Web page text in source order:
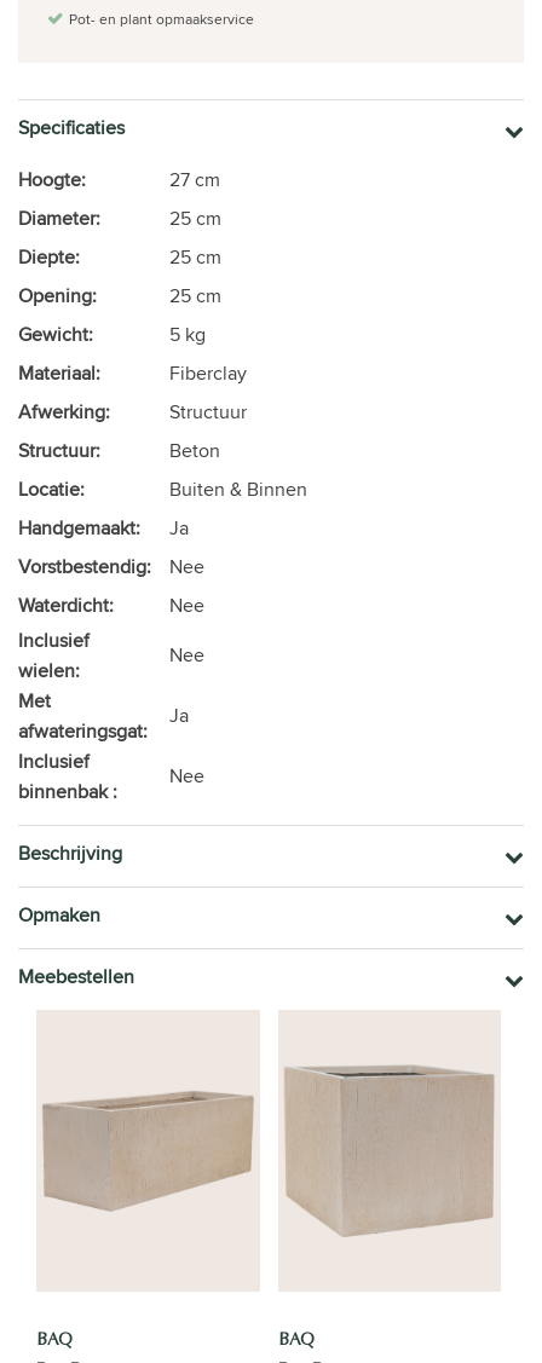
Pot- en plant opmaakservice
Specificaties
Hoogte:
27 cm
Diameter:
25 cm
Diepte:
25 cm
Opening:
25 cm
Gewicht:
5 kg
Materiaal:
Fiberclay
Afwerking:
Structuur
Structuur:
Beton
Locatie:
Buiten & Binnen
Handgemaakt:
Ja
Vorstbestendig:
Nee
Waterdicht:
Nee
Inclusief
wielen:
Nee
Met
afwateringsgat:
Ja
Inclusief
binnenbak :
Nee
Beschrijving
Opmaken
Meebestellen
BAQ BAQ